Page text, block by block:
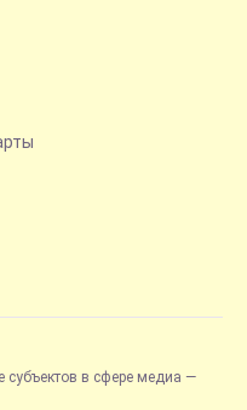
субъектов в сфере медиа —